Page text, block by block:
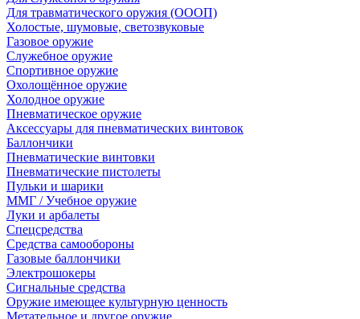
Для травматического оружия (ОООП)
Холостые, шумовые, светозвуковые
Газовое оружие
Служебное оружие
Спортивное оружие
Охолощённое оружие
Холодное оружие
Пневматическое оружие
Аксессуары для пневматических винтовок
Баллончики
Пневматические винтовки
Пневматические пистолеты
Пульки и шарики
ММГ / Учебное оружие
Луки и арбалеты
Спецсредства
Средства самообороны
Газовые баллончики
Электрошокеры
Сигнальные средства
Оружие имеющее культурную ценность
Метательное и другое оружие